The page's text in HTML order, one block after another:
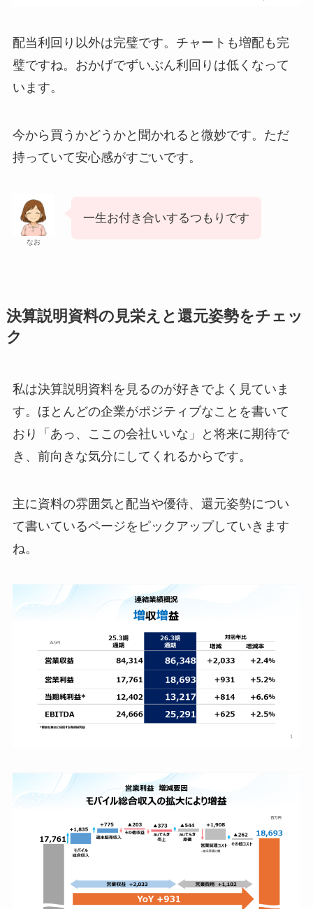
配当利回り以外は完璧です。チャートも増配も完
璧ですね。おかげでずいぶん利回りは低くなって
います。
今から買うかどうかと聞かれると微妙です。ただ
持っていて安心感がすごいです。
なお
一生お付き合いするつもりです
決算説明資料の見栄えと還元姿勢をチェッ
ク
私は決算説明資料を見るのが好きでよく見ていま
す。ほとんどの企業がポジティブなことを書いて
おり「あっ、ここの会社いいな」と将来に期待で
き、前向きな気分にしてくれるからです。
主に資料の雰囲気と配当や優待、還元姿勢につい
て書いているページをピックアップしていきます
ね。